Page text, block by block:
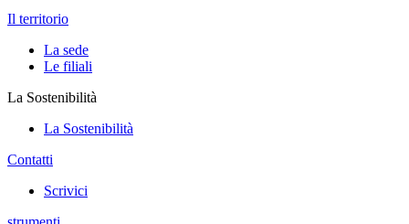
Il territorio
La sede
Le filiali
La Sostenibilità
La Sostenibilità
Contatti
Scrivici